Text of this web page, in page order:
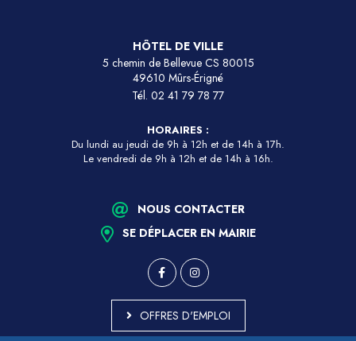
HÔTEL DE VILLE
5 chemin de Bellevue CS 80015
49610 Mûrs-Érigné
Tél. 02 41 79 78 77
HORAIRES :
Du lundi au jeudi de 9h à 12h et de 14h à 17h.
Le vendredi de 9h à 12h et de 14h à 16h.
NOUS CONTACTER
SE DÉPLACER EN MAIRIE
OFFRES D'EMPLOI